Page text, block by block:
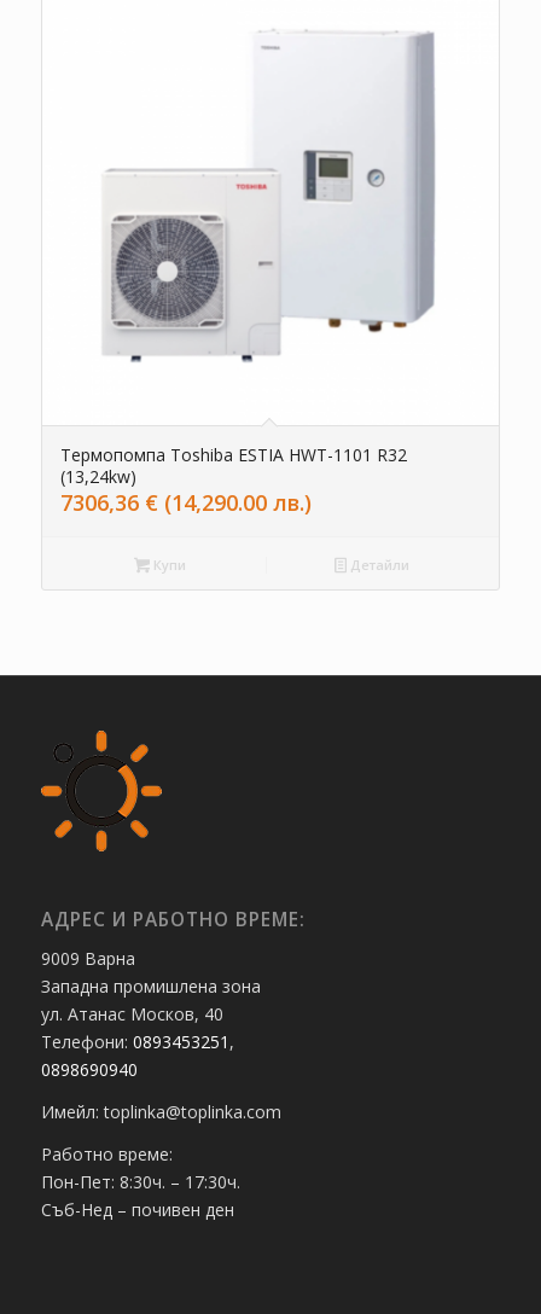
Термопомпа Toshiba ESTIA HWT-1101 R32
(13,24kw)
7306,36 € (14,290.00 лв.)
Купи Детайли
АДРЕС И РАБОТНО ВРЕМЕ:
9009 Варна
Западна промишлена зона
ул. Атанас Москов, 40
Телефони: 0893453251 ,
0898690940
Имейл: toplinka@toplinka.com
Работно време:
Пон-Пет: 8:30ч. – 17:30ч.
Съб-Нед – почивен ден